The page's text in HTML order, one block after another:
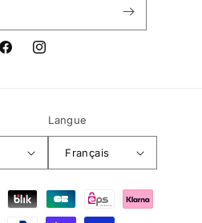
FacebookInstagram
Langue
Français